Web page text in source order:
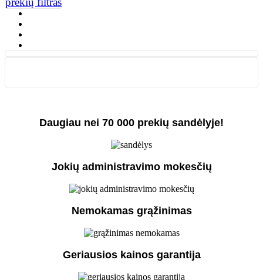
Daugiau nei 70 000 prekių sandėlyje!
Jokių administravimo mokesčių
Nemokamas grąžinimas
Geriausios kainos garantija